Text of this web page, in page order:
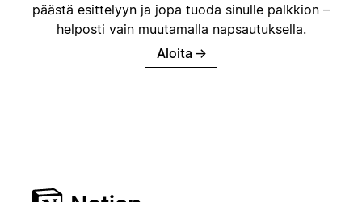
päästä esittelyyn ja jopa tuoda sinulle palkkion –
helposti vain muutamalla napsautuksella.
Aloita →